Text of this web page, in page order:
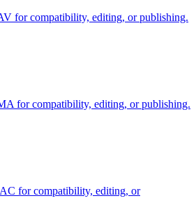
for compatibility, editing, or publishing.
for compatibility, editing, or publishing.
for compatibility, editing, or